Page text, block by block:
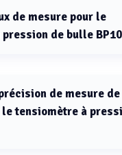
de mesure pour le
de bulle
de mesure de
tensiomètre à